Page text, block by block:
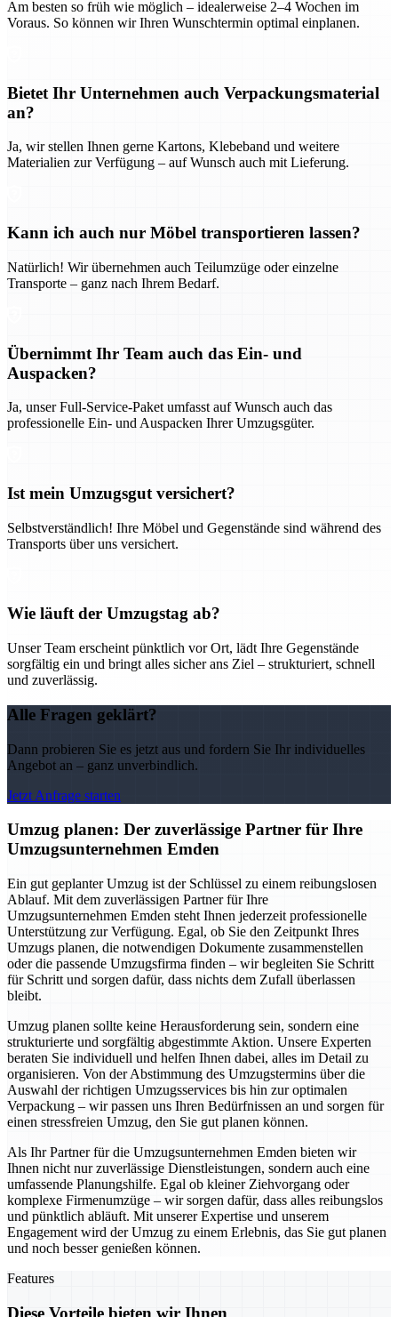
Am besten so früh wie möglich – idealerweise 2–4 Wochen im
Voraus. So können wir Ihren Wunschtermin optimal einplanen.
Bietet Ihr Unternehmen auch Verpackungsmaterial
an?
Ja, wir stellen Ihnen gerne Kartons, Klebeband und weitere
Materialien zur Verfügung – auf Wunsch auch mit Lieferung.
Kann ich auch nur Möbel transportieren lassen?
Natürlich! Wir übernehmen auch Teilumzüge oder einzelne
Transporte – ganz nach Ihrem Bedarf.
Übernimmt Ihr Team auch das Ein- und
Auspacken?
Ja, unser Full-Service-Paket umfasst auf Wunsch auch das
professionelle Ein- und Auspacken Ihrer Umzugsgüter.
Ist mein Umzugsgut versichert?
Selbstverständlich! Ihre Möbel und Gegenstände sind während des
Transports über uns versichert.
Wie läuft der Umzugstag ab?
Unser Team erscheint pünktlich vor Ort, lädt Ihre Gegenstände
sorgfältig ein und bringt alles sicher ans Ziel – strukturiert, schnell
und zuverlässig.
Alle Fragen geklärt?
Dann probieren Sie es jetzt aus und fordern Sie Ihr individuelles
Angebot an – ganz unverbindlich.
Jetzt Anfrage starten
Umzug planen: Der zuverlässige Partner für Ihre
Umzugsunternehmen Emden
Ein gut geplanter Umzug ist der Schlüssel zu einem reibungslosen
Ablauf. Mit dem zuverlässigen Partner für Ihre
Umzugsunternehmen Emden steht Ihnen jederzeit professionelle
Unterstützung zur Verfügung. Egal, ob Sie den Zeitpunkt Ihres
Umzugs planen, die notwendigen Dokumente zusammenstellen
oder die passende Umzugsfirma finden – wir begleiten Sie Schritt
für Schritt und sorgen dafür, dass nichts dem Zufall überlassen
bleibt.
Umzug planen sollte keine Herausforderung sein, sondern eine
strukturierte und sorgfältig abgestimmte Aktion. Unsere Experten
beraten Sie individuell und helfen Ihnen dabei, alles im Detail zu
organisieren. Von der Abstimmung des Umzugstermins über die
Auswahl der richtigen Umzugsservices bis hin zur optimalen
Verpackung – wir passen uns Ihren Bedürfnissen an und sorgen für
einen stressfreien Umzug, den Sie gut planen können.
Als Ihr Partner für die Umzugsunternehmen Emden bieten wir
Ihnen nicht nur zuverlässige Dienstleistungen, sondern auch eine
umfassende Planungshilfe. Egal ob kleiner Ziehvorgang oder
komplexe Firmenumzüge – wir sorgen dafür, dass alles reibungslos
und pünktlich abläuft. Mit unserer Expertise und unserem
Engagement wird der Umzug zu einem Erlebnis, das Sie gut planen
und noch besser genießen können.
Features
Diese Vorteile bieten wir Ihnen